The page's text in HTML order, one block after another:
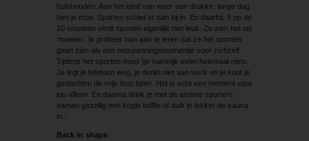
huishouden. Aan het eind van weer een drukke, lange dag
ben je moe. Sporten schiet er dan bij in. En daarbij: 9 op de
10 vrouwen vindt sporten eigenlijk niet leuk. Ze zien het als
‘moeten’. Ik probeer hun aan te leren dat ze het sporten
gaan zien als een ontspanningsmomentje voor zichzelf.
Tijdens het sporten moet }je namelijk even helemaal niets.
Je legt je telefoon weg, je denkt niet aan werk en je kunt je
gedachten de vrije loop laten. Het is echt een moment voor
jou alleen. En daarna drink je met de andere sporters
samen gezellig een kopje koffie of duik je lekker de sauna
in.’
Back in shape